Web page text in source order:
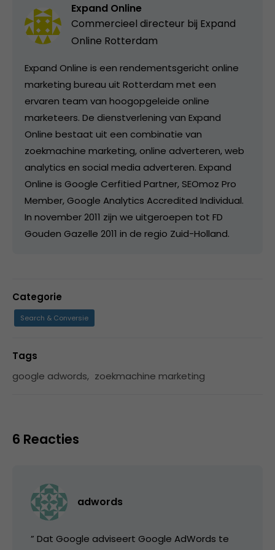
Expand Online
Commercieel directeur bij Expand
Online Rotterdam
Expand Online is een rendementsgericht online
marketing bureau uit Rotterdam met een
ervaren team van hoogopgeleide online
marketeers. De dienstverlening van Expand
Online bestaat uit een combinatie van
zoekmachine marketing, online adverteren, web
analytics en social media adverteren. Expand
Online is Google Cerfitied Partner, SEOmoz Pro
Member, Google Analytics Accredited Individual.
In november 2011 zijn we uitgeroepen tot FD
Gouden Gazelle 2011 in de regio Zuid-Holland.
Categorie
Search & Conversie
Tags
google adwords, zoekmachine marketing
6 Reacties
adwords
” Dat Google adviseert Google AdWords te